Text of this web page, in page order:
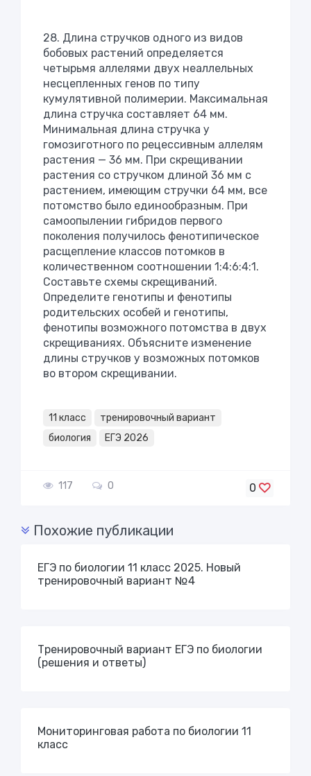
28. Длина стручков одного из видов
бобовых растений определяется
четырьмя аллелями двух неаллельных
несцепленных генов по типу
кумулятивной полимерии. Максимальная
длина стручка составляет 64 мм.
Минимальная длина стручка у
гомозиготного по рецессивным аллелям
растения — 36 мм. При скрещивании
растения со стручком длиной 36 мм с
растением, имеющим стручки 64 мм, все
потомство было единообразным. При
самоопылении гибридов первого
поколения получилось фенотипическое
расщепление классов потомков в
количественном соотношении 1:4:6:4:1.
Составьте схемы скрещиваний.
Определите генотипы и фенотипы
родительских особей и генотипы,
фенотипы возможного потомства в двух
скрещиваниях. Объясните изменение
длины стручков у возможных потомков
во втором скрещивании.
11 класс
тренировочный вариант
биология
ЕГЭ 2026
117 0 0
Похожие публикации
ЕГЭ по биологии 11 класс 2025. Новый
тренировочный вариант №4
Тренировочный вариант ЕГЭ по биологии
(решения и ответы)
Мониторинговая работа по биологии 11
класс